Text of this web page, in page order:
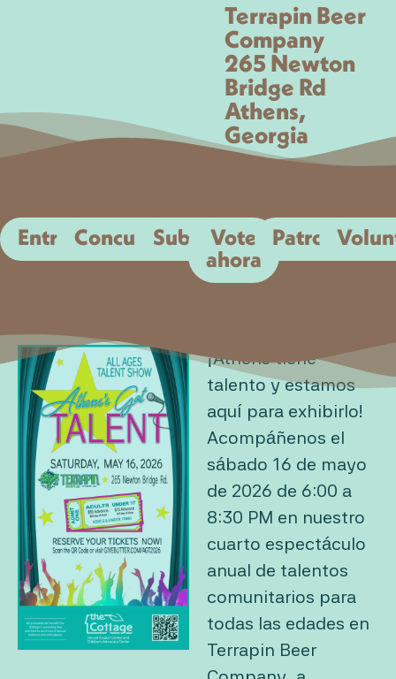
Terrapin Beer
Company
265 Newton
Bridge Rd
Athens,
Georgia
EntradasConcursantesSubastaVote
ahora
Patrocinar
¡Athens tiene
talento y estamos
aquí para exhibirlo!
Acompáñenos el
sábado 16 de mayo
de 2026 de 6:00 a
8:30 PM en nuestro
cuarto espectáculo
anual de talentos
comunitarios para
todas las edades en
Terrapin Beer